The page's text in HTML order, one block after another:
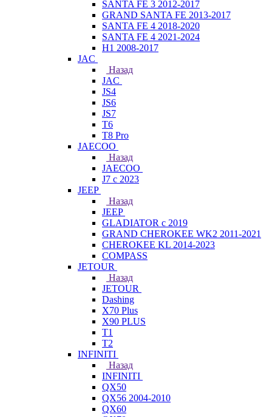
SANTA FE 3 2012-2017
GRAND SANTA FE 2013-2017
SANTA FE 4 2018-2020
SANTA FE 4 2021-2024
H1 2008-2017
JAC
Назад
JAC
JS4
JS6
JS7
T6
T8 Pro
JAECOO
Назад
JAECOO
J7 с 2023
JEEP
Назад
JEEP
GLADIATOR с 2019
GRAND CHEROKEE WK2 2011-2021
CHEROKEE KL 2014-2023
COMPASS
JETOUR
Назад
JETOUR
Dashing
X70 Plus
X90 PLUS
T1
T2
INFINITI
Назад
INFINITI
QX50
QX56 2004-2010
QX60